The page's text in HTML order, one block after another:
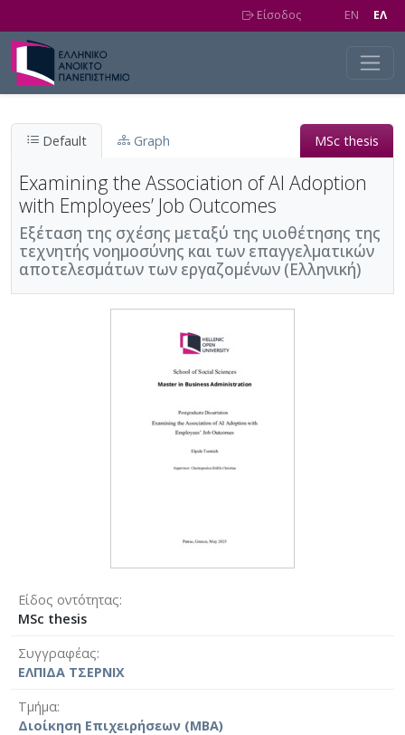
Είσοδος EN EΛ
Default Graph MSc thesis
Examining the Association of AI Adoption
with Employees’ Job Outcomes
Εξέταση της σχέσης μεταξύ της υιοθέτησης της
τεχνητής νοημοσύνης και των επαγγελματικών
αποτελεσμάτων των εργαζομένων (Ελληνική)
Είδος οντότητας
MSc thesis
Συγγραφέας
ΕΛΠΙΔΑ ΤΣΕΡΝΙΧ
Τμήμα
Διοίκηση Επιχειρήσεων (MBA)